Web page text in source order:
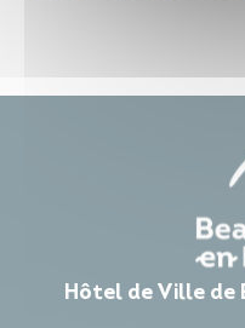
Hôtel de Ville de